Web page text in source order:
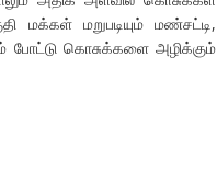
மக்கள் மறுபடியும் மண்சட்டி,
கொசுக்களை அழிக்கும்